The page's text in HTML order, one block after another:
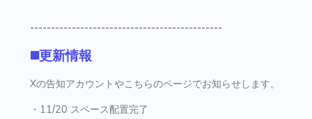
----------------------------------------------
◼️更新情報
Xの告知アカウントやこちらのページでお知らせします。
・11/20 スペース配置完了